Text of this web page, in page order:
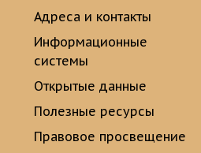
Адреса и контакты
Информационные
системы
Открытые данные
Полезные ресурсы
Правовое просвещение